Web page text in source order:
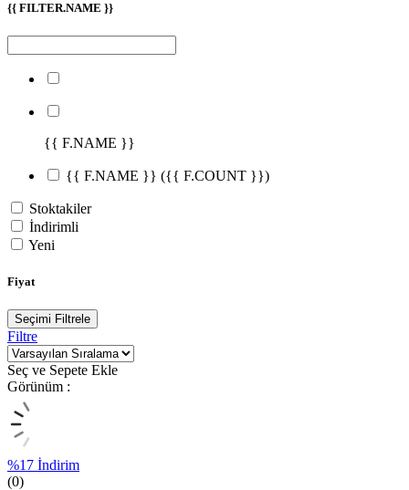
{{ FILTER.NAME }}
{{ F.NAME }}
{{ F.NAME }} ({{ F.COUNT }})
Stoktakiler
İndirimli
Yeni
Fiyat
Seçimi Filtrele
Filtre
Seç ve Sepete Ekle
Görünüm :
%17 İndirim
(0)